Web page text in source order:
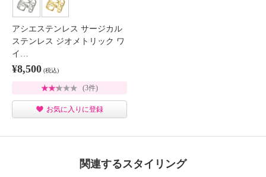
アシエステンレス サージカル
ステンレス ジオメトリック ワ
イ…
¥8,500 (税込)
(3件)
お気に入りに登録
関連するスタイリング